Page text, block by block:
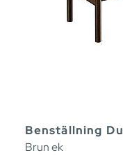
Benställning
Brun ek